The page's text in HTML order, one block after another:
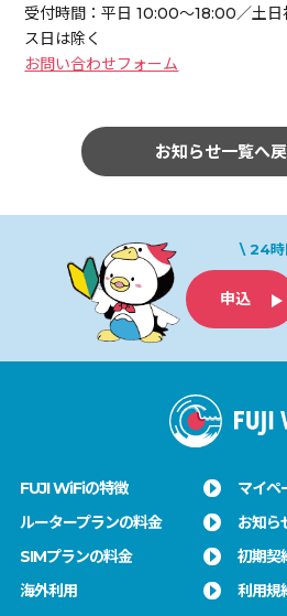
受付時間：平日 10:00～18:00／土日
ス日は除く
お問い合わせフォーム
お知らせ一覧へ
\ 24時
申込
FUJI WiFiの特徴
ルータープランの料金
SIMプランの料金
海外利用
マイペ
お知ら
初期契
利用規